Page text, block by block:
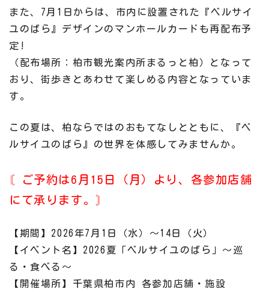
また、7月1日からは、市内に設置された『ベルサイ
ユのばら』デザインのマンホールカードも再配布予
定!
（配布場所：柏市観光案内所まるっと柏）となって
おり、街歩きとあわせて楽しめる内容となっていま
す。
この夏は、柏ならではのおもてなしとともに、『ベ
ルサイユのばら』の世界を体感してみませんか。
〘
ご予約は6月15日（月）より、各参加店舗
にて承ります。〙
【期間】2026年7月1日（水）〜14日（火）
【イベント名】2026夏「ベルサイユのばら」〜巡
る・食べる〜
【開催場所】千葉県柏市内 各参加店舗・施設